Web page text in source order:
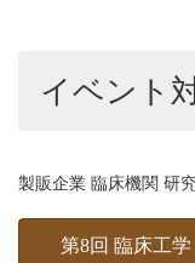
イベント
製販企業 臨床機関 研
第8回 臨床工